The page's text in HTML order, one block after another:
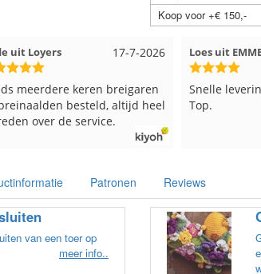
Koop voor +€ 150,-
12-7-2026
uit EMMELOORD
levering en keurig verpakt.
Nell uit
Goed
Patronen Reviews
van een toer op
meer info..